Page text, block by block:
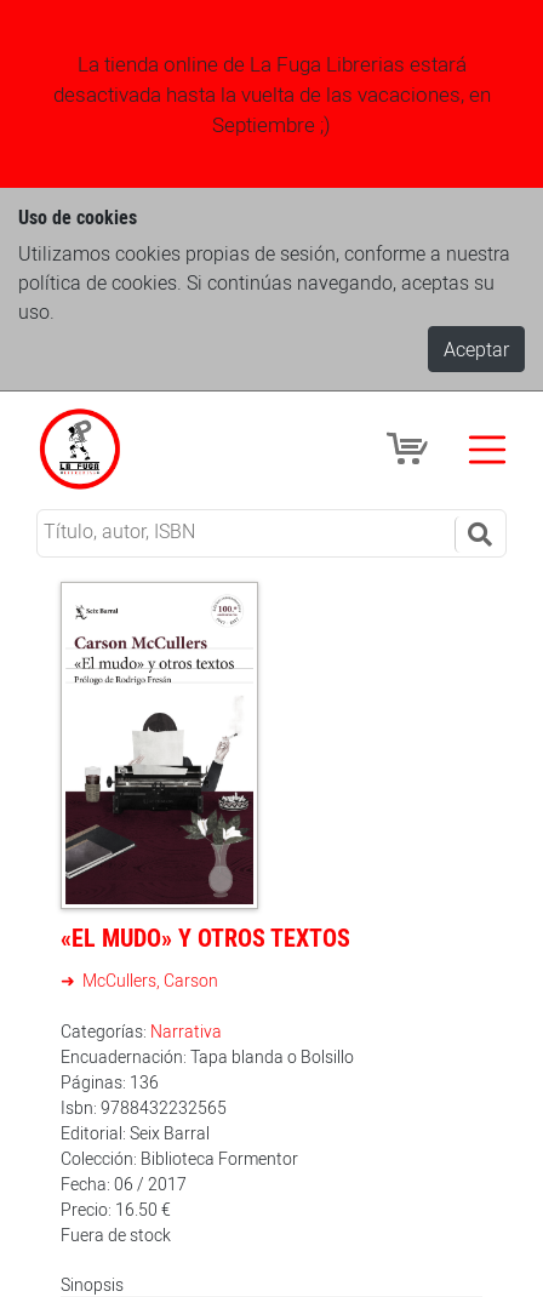
La tienda online de La Fuga Librerias estará
desactivada hasta la vuelta de las vacaciones, en
Septiembre ;)
Uso de cookies
Utilizamos cookies propias de sesión, conforme a nuestra
política de cookies. Si continúas navegando, aceptas su
uso.
Aceptar
«EL MUDO» Y OTROS TEXTOS
McCullers, Carson
Categorías: Narrativa
Encuadernación: Tapa blanda o Bolsillo
Páginas: 136
Isbn: 9788432232565
Editorial: Seix Barral
Colección: Biblioteca Formentor
Fecha: 06 / 2017
Precio: 16.50 €
Fuera de stock
Sinopsis